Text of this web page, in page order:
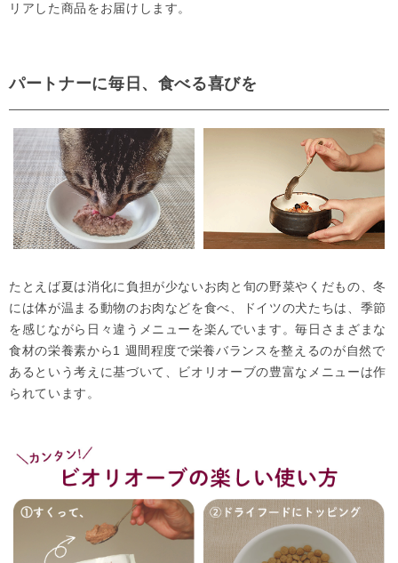
リアした商品をお届けします。
パートナーに毎日、食べる喜びを
たとえば夏は消化に負担が少ないお肉と旬の野菜やくだもの、冬
には体が温まる動物のお肉などを食べ、ドイツの犬たちは、季節
を感じながら日々違うメニューを楽んでいます。毎日さまざまな
食材の栄養素から1 週間程度で栄養バランスを整えるのが自然で
あるという考えに基づいて、ビオリオーブの豊富なメニューは作
られています。